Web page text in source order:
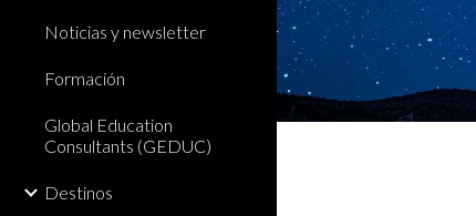
Noticias y newsletter
Formación
Global Education
Consultants (GEDUC)
Destinos